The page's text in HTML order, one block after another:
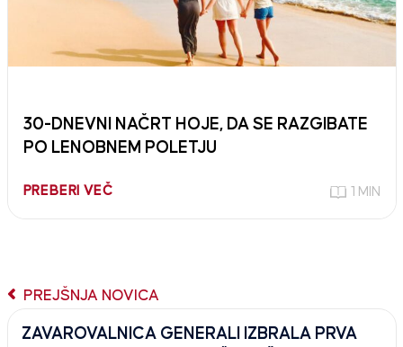
30-DNEVNI NAČRT HOJE, DA SE RAZGIBATE
PO LENOBNEM POLETJU
PREBERI VEČ 1 MIN
PREJŠNJA NOVICA
ZAVAROVALNICA GENERALI IZBRALA PRVA